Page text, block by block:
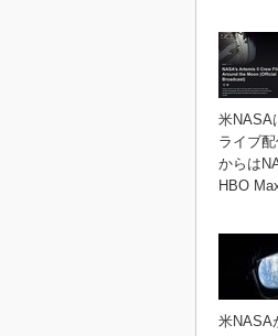
米NASA
ライブ
からは
HBO
米NASA